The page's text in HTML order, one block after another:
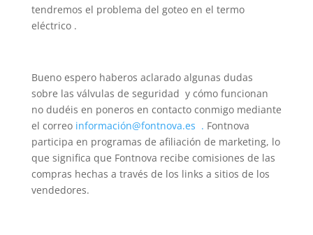
tendremos el problema del goteo en el termo
eléctrico .
Bueno espero haberos aclarado algunas dudas
sobre las válvulas de seguridad y cómo funcionan
no dudéis en poneros en contacto conmigo mediante
el correo información@fontnova.es . Fontnova
participa en programas de afiliación de marketing, lo
que significa que Fontnova recibe comisiones de las
compras hechas a través de los links a sitios de los
vendedores.